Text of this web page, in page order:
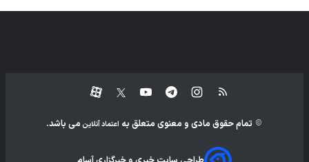
تمام حقوق مادی و معنوی متعلق به اعتماد آنلاین می باشد.